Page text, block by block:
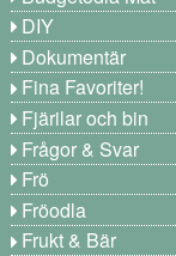
DIY
Dokumentär
Fina Favoriter!
Fjärilar och bin
Frågor & Svar
Frö
Fröodla
Frukt & Bär